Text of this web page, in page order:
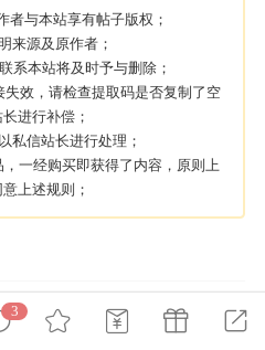
务器外挂！
到一些信息
,为了维护游
声明，规范
3
者与本站享有帖子版权；
来源及原作者；
系本站将及时予与删除；
效，请检查提取码是否复制了空
进行补偿；
私信站长进行处理；
一经购买即获得了内容，原则上
上述规则；